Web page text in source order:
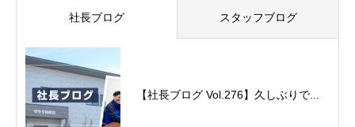
社長ブログ スタッフブログ
【社長ブログ Vol.276】久しぶりで...